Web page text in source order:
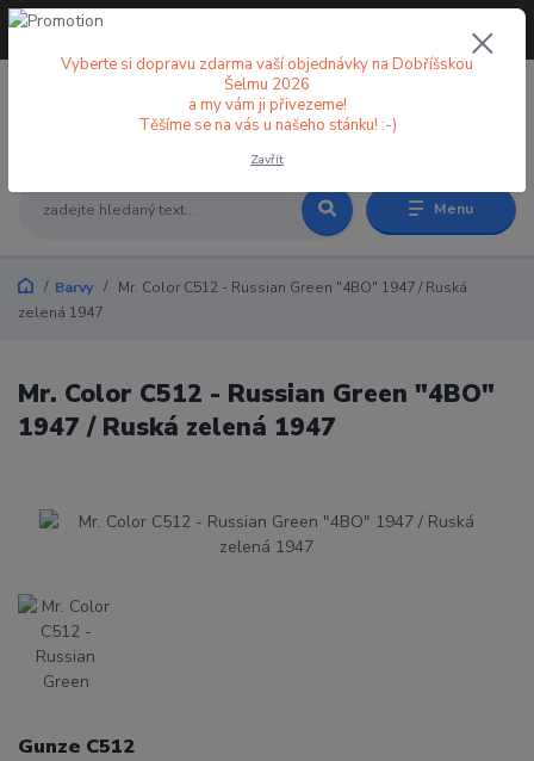
Menu
+420 773 998 582
Barvy
Mr. Color C512 - Russian Green "4BO" 1947 / Ruská
zelená 1947
Mr. Color C512 - Russian Green "4BO"
1947 / Ruská zelená 1947
Gunze C512
Vyberte si dopravu zdarma vaší objednávky na Dobříšskou
Šelmu 2026
a my vám ji přivezeme!
Těšíme se na vás u našeho stánku! :-)
Zavřít